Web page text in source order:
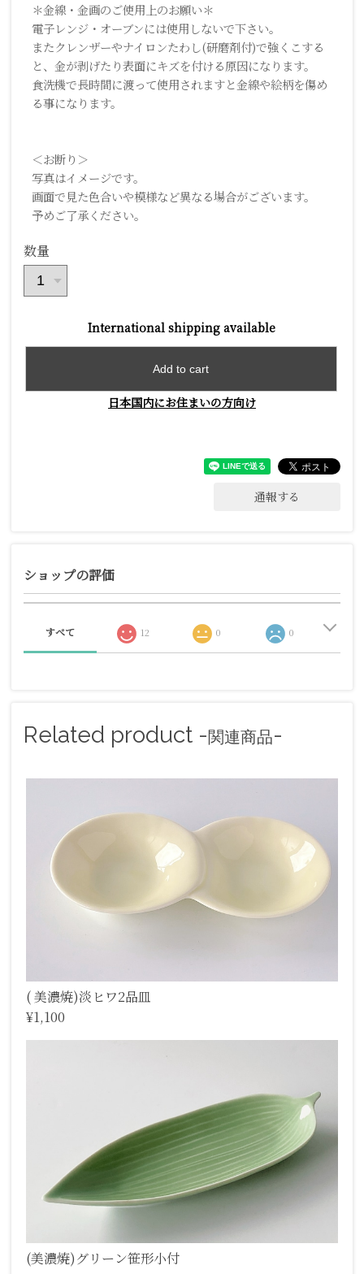
＊金線・金画のご使用上のお願い＊
電子レンジ・オーブンには使用しないで下さい。
またクレンザーやナイロンたわし(研磨剤付)で強くこする
と、金が剥げたり表面にキズを付ける原因になります。
食洗機で長時間に渡って使用されますと金線や絵柄を傷め
る事になります。
＜お断り＞
写真はイメージです。
画面で見た色合いや模様など異なる場合がございます。
予めご了承ください。
数量
International shipping available
Add to cart
日本国内にお住まいの方向け
通報する
ショップの評価
すべて 12 0 0
Related product -関連商品-
( 美濃焼)淡ヒワ2品皿
¥1,100
(美濃焼)グリーン笹形小付